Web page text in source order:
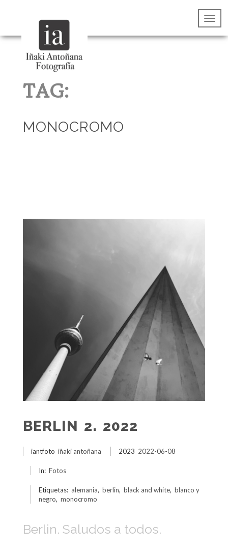
TAG:
MONOCROMO
BERLIN 2. 2022
iantfoto iñaki antoñana 2023 2022-06-08
In: Fotos
Etiquetas: alemania, berlin, black and white, blanco y
negro, monocromo
Berlin. Saludos a todos.